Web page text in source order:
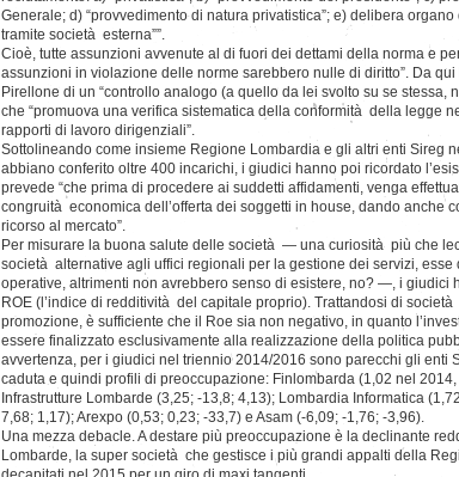
Generale; d) “provvedimento di natura privatistica”; e) delibera organo
tramite società esterna””.
Cioè, tutte assunzioni avvenute al di fuori dei dettami della norma e
assunzioni in violazione delle norme sarebbero nulle di diritto”. Da qui
Pirellone di un “controllo analogo (a quello da lei svolto su se stessa,
che “promuova una verifica sistematica della conformità della legge
rapporti di lavoro dirigenziali”.
Sottolineando come insieme Regione Lombardia e gli altri enti Sireg
abbiano conferito oltre 400 incarichi, i giudici hanno poi ricordato
prevede “che prima di procedere ai suddetti affidamenti, venga
congruità economica dell’offerta dei soggetti in house, dando anche
ricorso al mercato”.
Per misurare la buona salute delle società — una curiosità più che
società alternative agli uffici regionali per la gestione dei servizi, esse
operative, altrimenti non avrebbero senso di esistere, no? —, i giudici
ROE (l’indice di redditività del capitale proprio). Trattandosi di
promozione, è sufficiente che il Roe sia non negativo, in quanto
essere finalizzato esclusivamente alla realizzazione della politica
avvertenza, per i giudici nel triennio 2014/2016 sono parecchi gli enti
caduta e quindi profili di preoccupazione: Finlombarda (1,02 nel
Infrastrutture Lombarde (3,25; -13,8; 4,13); Lombardia Informatica
7,68; 1,17); Arexpo (0,53; 0,23; -33,7) e Asam (-6,09; -1,76; -3,96).
Una mezza debacle. A destare più preoccupazione è la declinante
Lombarde, la super società che gestisce i più grandi appalti della